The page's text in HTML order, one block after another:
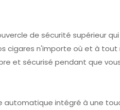
de sécurité supérieur
cigares n'importe où et à
et sécurisé pendant que
intégré à une